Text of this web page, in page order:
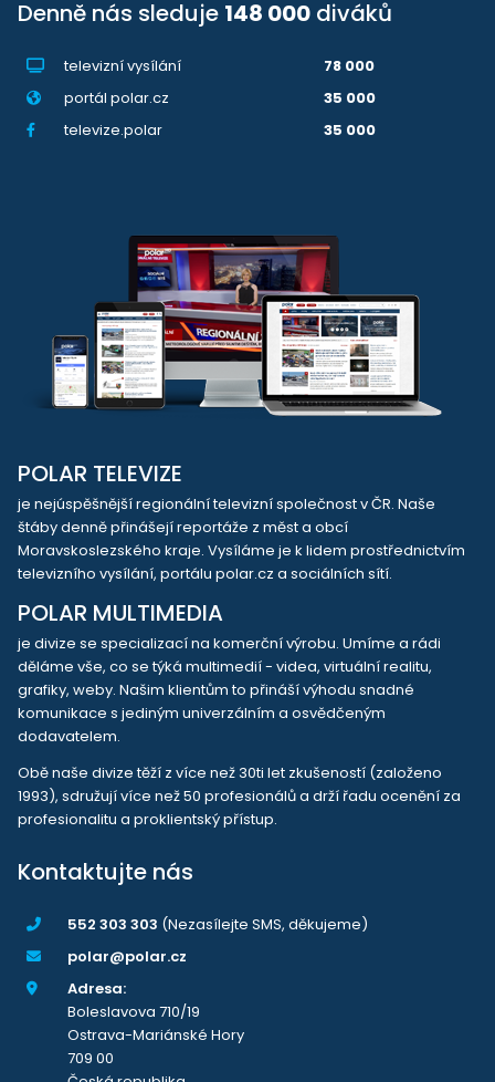
Denně nás sleduje 148 000 diváků
televizní vysílání
78 000
portál polar.cz
35 000
televize.polar
35 000
POLAR TELEVIZE
je nejúspěšnější regionální televizní společnost v ČR. Naše
štáby denně přinášejí reportáže z měst a obcí
Moravskoslezského kraje. Vysíláme je k lidem prostřednictvím
televizního vysílání, portálu polar.cz a sociálních sítí.
POLAR MULTIMEDIA
je divize se specializací na komerční výrobu. Umíme a rádi
děláme vše, co se týká multimedií - videa, virtuální realitu,
grafiky, weby. Našim klientům to přináší výhodu snadné
komunikace s jediným univerzálním a osvědčeným
dodavatelem.
Obě naše divize těží z více než 30ti let zkušeností (založeno
1993), sdružují více než 50 profesionálů a drží řadu ocenění za
profesionalitu a proklientský přístup.
Kontaktujte nás
552 303 303 (Nezasílejte SMS, děkujeme)
polar@polar.cz
Adresa:
Boleslavova 710/19
Ostrava-Mariánské Hory
709 00